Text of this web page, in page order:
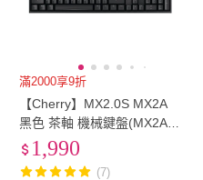
滿2000享9折
【Cherry】MX2.0S MX2A
黑色 茶軸 機械鍵盤(MX2A/
無鋼板/遊戲/電競)
1,990
(7)